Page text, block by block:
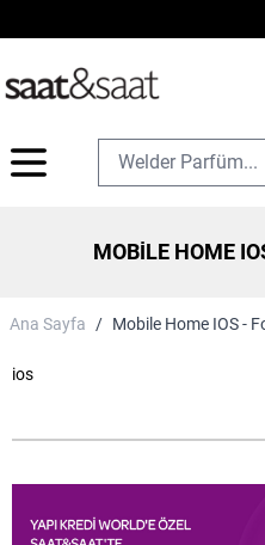
MOBILE HOME
Ana Sayfa / Mobile Home IOS -
ios